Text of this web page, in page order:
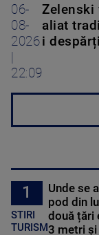
06-
08-
2026
22:09
Zelenski
aliat
i
1
STIRI
TURISM
Unde se
pod din
două țări
3 metri